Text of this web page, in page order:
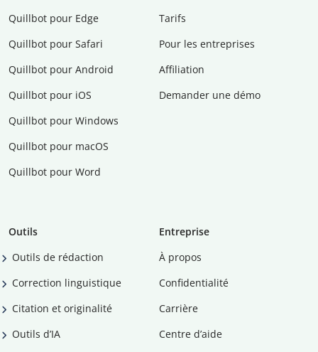
Quillbot pour Edge
Quillbot pour Safari
Quillbot pour Android
Quillbot pour iOS
Quillbot pour Windows
Quillbot pour macOS
Quillbot pour Word
Tarifs
Pour les entreprises
Affiliation
Demander une démo
Outils
Outils de rédaction
Correction linguistique
Citation et originalité
Outils d’IA
Entreprise
À propos
Confidentialité
Carrière
Centre d’aide